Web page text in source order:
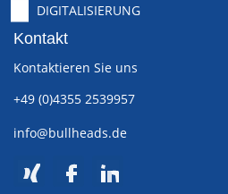
DIGITALISIERUNG
Kontakt
Kontaktieren Sie uns
+49 (0)4355 2539957
info@bullheads.de